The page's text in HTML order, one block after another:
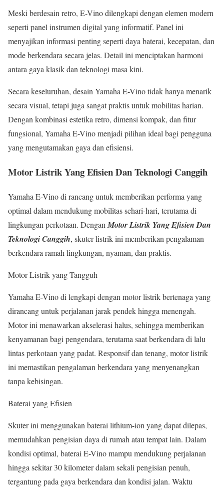
Meski berdesain retro, E-Vino dilengkapi dengan elemen modern
seperti panel instrumen digital yang informatif. Panel ini
menyajikan informasi penting seperti daya baterai, kecepatan, dan
mode berkendara secara jelas. Detail ini menciptakan harmoni
antara gaya klasik dan teknologi masa kini.
Secara keseluruhan, desain Yamaha E-Vino tidak hanya menarik
secara visual, tetapi juga sangat praktis untuk mobilitas harian.
Dengan kombinasi estetika retro, dimensi kompak, dan fitur
fungsional, Yamaha E-Vino menjadi pilihan ideal bagi pengguna
yang mengutamakan gaya dan efisiensi.
Motor Listrik Yang Efisien Dan Teknologi Canggih
Yamaha E-Vino di rancang untuk memberikan performa yang
optimal dalam mendukung mobilitas sehari-hari, terutama di
lingkungan perkotaan. Dengan Motor Listrik Yang Efisien Dan
Teknologi Canggih, skuter listrik ini memberikan pengalaman
berkendara ramah lingkungan, nyaman, dan praktis.
Motor Listrik yang Tangguh
Yamaha E-Vino di lengkapi dengan motor listrik bertenaga yang
dirancang untuk perjalanan jarak pendek hingga menengah.
Motor ini menawarkan akselerasi halus, sehingga memberikan
kenyamanan bagi pengendara, terutama saat berkendara di lalu
lintas perkotaan yang padat. Responsif dan tenang, motor listrik
ini memastikan pengalaman berkendara yang menyenangkan
tanpa kebisingan.
Baterai yang Efisien
Skuter ini menggunakan baterai lithium-ion yang dapat dilepas,
memudahkan pengisian daya di rumah atau tempat lain. Dalam
kondisi optimal, baterai E-Vino mampu mendukung perjalanan
hingga sekitar 30 kilometer dalam sekali pengisian penuh,
tergantung pada gaya berkendara dan kondisi jalan. Waktu